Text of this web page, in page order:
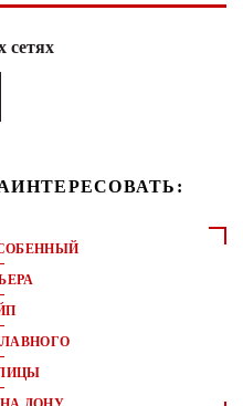
сетях